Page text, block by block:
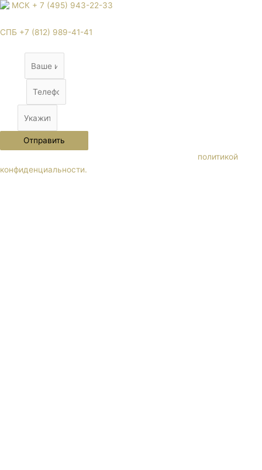
МСК + 7 (495) 943-22-33
СПБ +7 (812) 989-41-41
Отправить
политикой
конфиденциальности.